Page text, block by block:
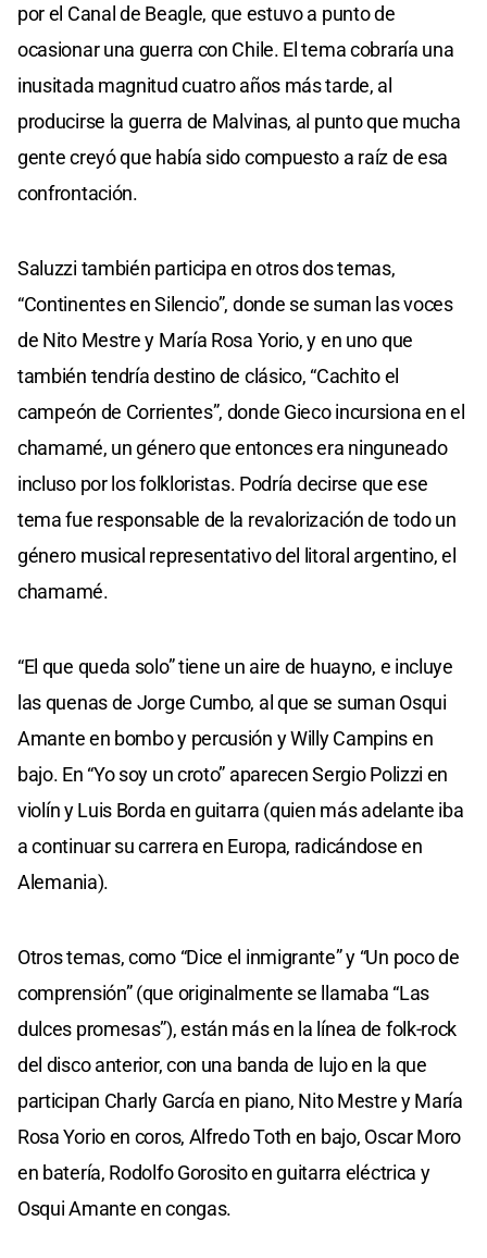
por el Canal de Beagle, que estuvo a punto de
ocasionar una guerra con Chile. El tema cobraría una
inusitada magnitud cuatro años más tarde, al
producirse la guerra de Malvinas, al punto que mucha
gente creyó que había sido compuesto a raíz de esa
confrontación.
Saluzzi también participa en otros dos temas,
“Continentes en Silencio”, donde se suman las voces
de Nito Mestre y María Rosa Yorio, y en uno que
también tendría destino de clásico, “Cachito el
campeón de Corrientes”, donde Gieco incursiona en el
chamamé, un género que entonces era ninguneado
incluso por los folkloristas. Podría decirse que ese
tema fue responsable de la revalorización de todo un
género musical representativo del litoral argentino, el
chamamé.
“El que queda solo” tiene un aire de huayno, e incluye
las quenas de Jorge Cumbo, al que se suman Osqui
Amante en bombo y percusión y Willy Campins en
bajo. En “Yo soy un croto” aparecen Sergio Polizzi en
violín y Luis Borda en guitarra (quien más adelante iba
a continuar su carrera en Europa, radicándose en
Alemania).
Otros temas, como “Dice el inmigrante” y “Un poco de
comprensión” (que originalmente se llamaba “Las
dulces promesas”), están más en la línea de folk-rock
del disco anterior, con una banda de lujo en la que
participan Charly García en piano, Nito Mestre y María
Rosa Yorio en coros, Alfredo Toth en bajo, Oscar Moro
en batería, Rodolfo Gorosito en guitarra eléctrica y
Osqui Amante en congas.